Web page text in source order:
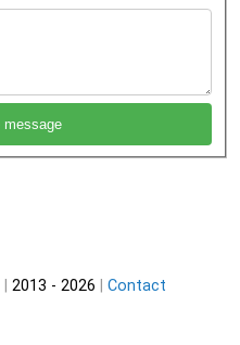
2013 - 2026 Contact